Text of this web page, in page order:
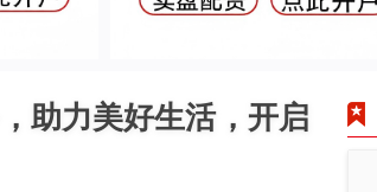
助力美好生活，开启